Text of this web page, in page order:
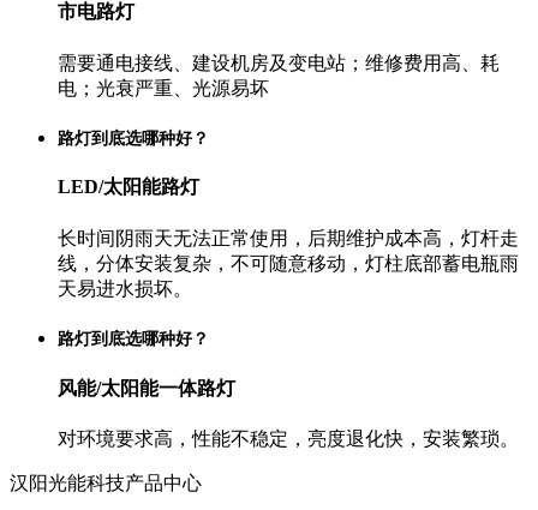
市电路灯
需要通电接线、建设机房及变电站；维修费用高、耗
电；光衰严重、光源易坏
路灯到底选哪种好？
LED/太阳能路灯
长时间阴雨天无法正常使用，后期维护成本高，灯杆走
线，分体安装复杂，不可随意移动，灯柱底部蓄电瓶雨
天易进水损坏。
路灯到底选哪种好？
风能/太阳能一体路灯
对环境要求高，性能不稳定，亮度退化快，安装繁琐。
汉阳光能科技产品中心